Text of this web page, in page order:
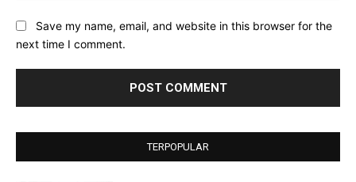
Save my name, email, and website in this browser for the
next time I comment.
TERPOPULAR